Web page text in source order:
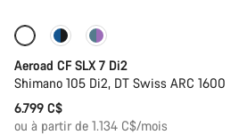
Nouvelles disponibilités
Capteur de puissance
Aeroad CF SLX 7 Di2
Shimano 105 Di2, DT Swiss ARC 1600
6.799 C$
ou à partir de 1.134 C$/mois